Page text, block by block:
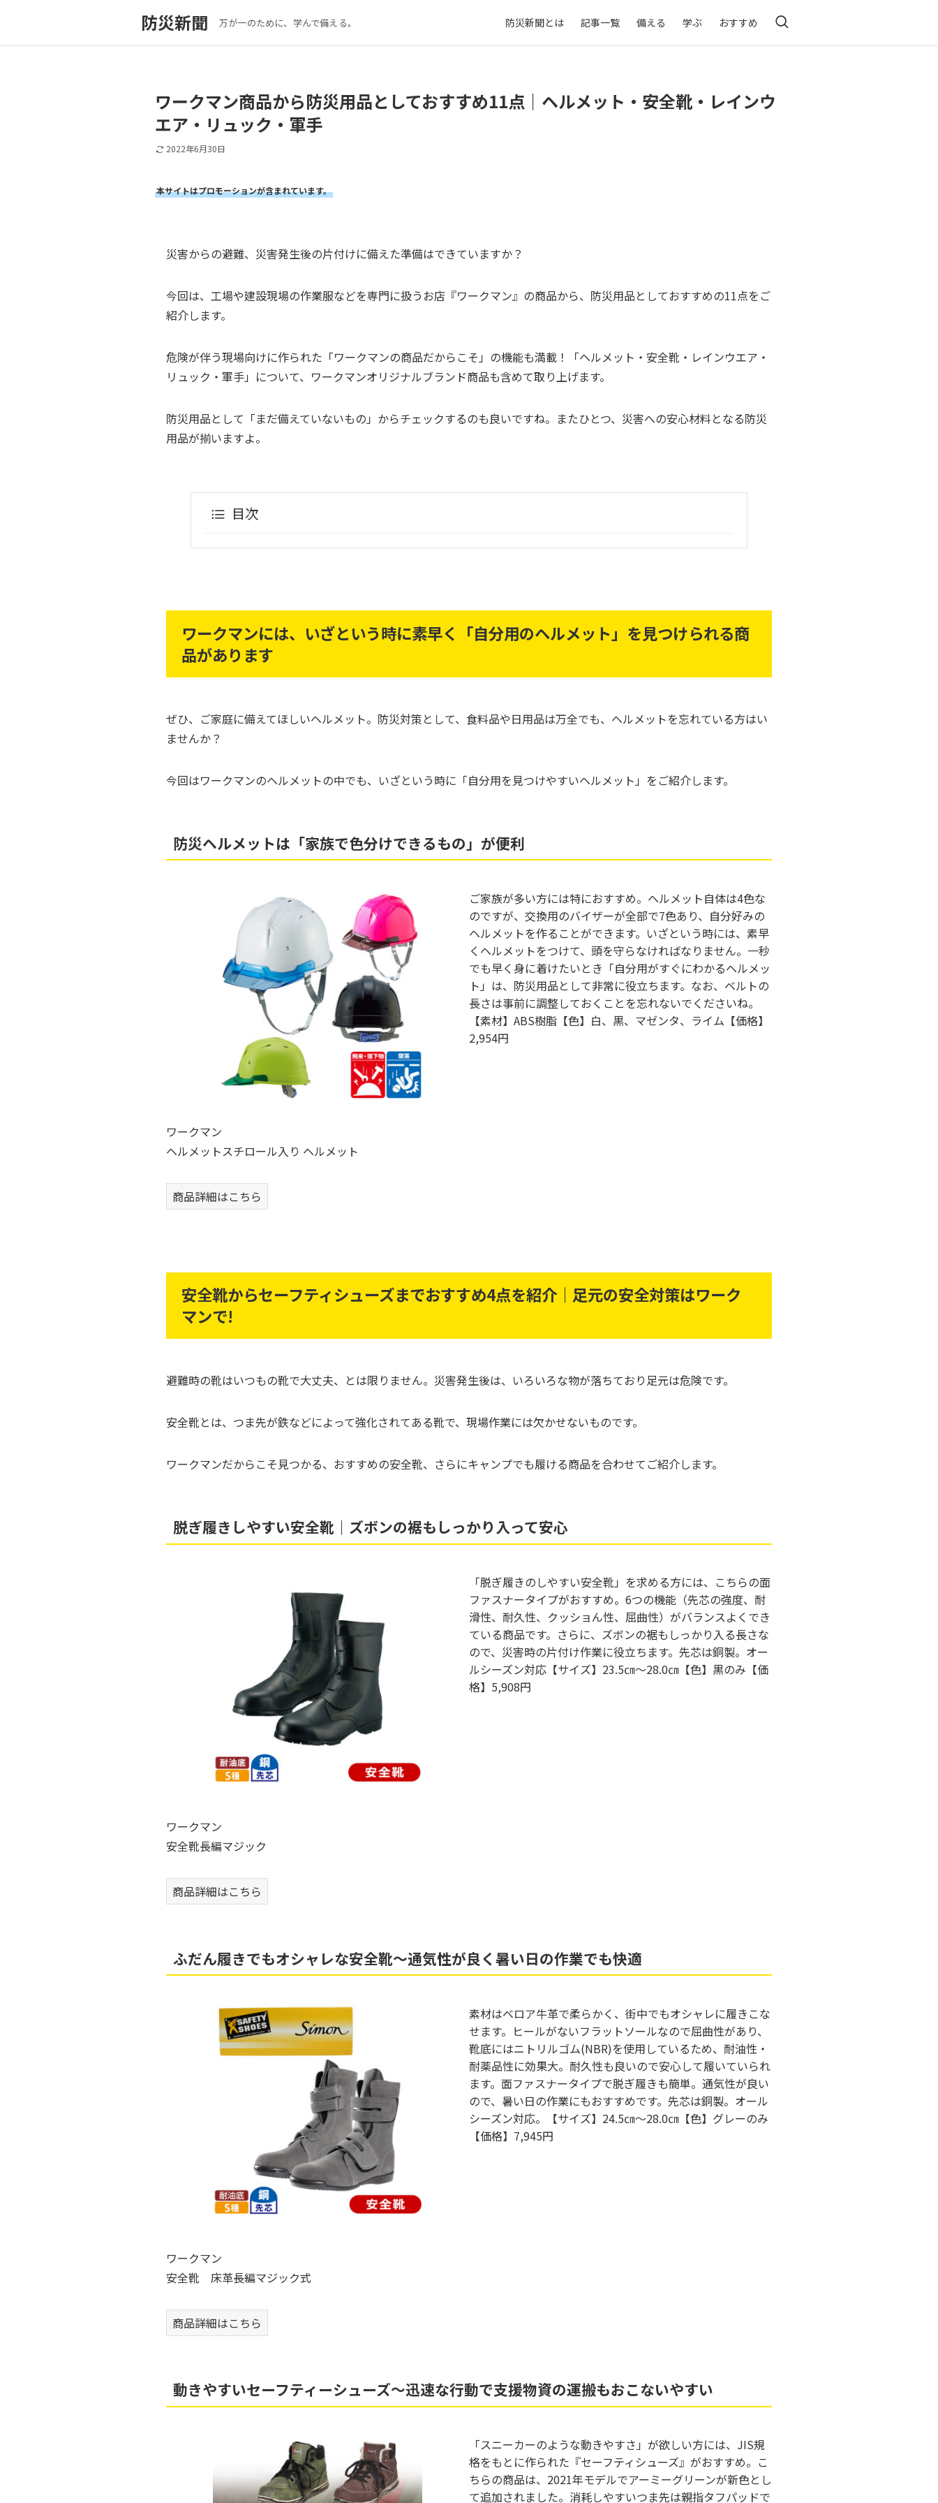
防災新聞 万が一のために、学んで備える。 防災新聞とは 記事一覧 備える 学ぶ おすすめ
ワークマン商品から防災用品としておすすめ11点｜ヘルメット・安全靴・レインウ
エア・リュック・軍手
2022年6月30日
本サイトはプロモーションが含まれています。
災害からの避難、災害発生後の片付けに備えた準備はできていますか？
今回は、工場や建設現場の作業服などを専門に扱うお店『ワークマン』の商品から、防災用品としておすすめの11点をご
紹介します。
危険が伴う現場向けに作られた「ワークマンの商品だからこそ」の機能も満載！「ヘルメット・安全靴・レインウエア・
リュック・軍手」について、ワークマンオリジナルブランド商品も含めて取り上げます。
防災用品として「まだ備えていないもの」からチェックするのも良いですね。またひとつ、災害への安心材料となる防災
用品が揃いますよ。
目次
ワークマンには、いざという時に素早く「自分用のヘルメット」を見つけられる商
品があります
ぜひ、ご家庭に備えてほしいヘルメット。防災対策として、食料品や日用品は万全でも、ヘルメットを忘れている方はい
ませんか？
今回はワークマンのヘルメットの中でも、いざという時に「自分用を見つけやすいヘルメット」をご紹介します。
防災ヘルメットは「家族で色分けできるもの」が便利
ご家族が多い方には特におすすめ。ヘルメット自体は4色な
のですが、交換用のバイザーが全部で7色あり、自分好みの
ヘルメットを作ることができます。いざという時には、素早
くヘルメットをつけて、頭を守らなければなりません。一秒
でも早く身に着けたいとき「自分用がすぐにわかるヘルメッ
ト」は、防災用品として非常に役立ちます。なお、ベルトの
長さは事前に調整しておくことを忘れないでくださいね。
【素材】ABS樹脂【色】白、黒、マゼンタ、ライム【価格】
2,954円
ワークマン
ヘルメットスチロール入り ヘルメット
商品詳細はこちら
安全靴からセーフティシューズまでおすすめ4点を紹介｜足元の安全対策はワーク
マンで!
避難時の靴はいつもの靴で大丈夫、とは限りません。災害発生後は、いろいろな物が落ちており足元は危険です。
安全靴とは、つま先が鉄などによって強化されてある靴で、現場作業には欠かせないものです。
ワークマンだからこそ見つかる、おすすめの安全靴、さらにキャンプでも履ける商品を合わせてご紹介します。
脱ぎ履きしやすい安全靴｜ズボンの裾もしっかり入って安心
「脱ぎ履きのしやすい安全靴」を求める方には、こちらの面
ファスナータイプがおすすめ。6つの機能（先芯の強度、耐
滑性、耐久性、クッショん性、屈曲性）がバランスよくでき
ている商品です。さらに、ズボンの裾もしっかり入る長さな
ので、災害時の片付け作業に役立ちます。先芯は銅製。オー
ルシーズン対応【サイズ】23.5㎝～28.0㎝【色】黒のみ【価
格】5,908円
ワークマン
安全靴長編マジック
商品詳細はこちら
ふだん履きでもオシャレな安全靴～通気性が良く暑い日の作業でも快適
素材はベロア牛革で柔らかく、街中でもオシャレに履きこな
せます。ヒールがないフラットソールなので屈曲性があり、
靴底にはニトリルゴム(NBR)を使用しているため、耐油性・
耐薬品性に効果大。耐久性も良いので安心して履いていられ
ます。面ファスナータイプで脱ぎ履きも簡単。通気性が良い
ので、暑い日の作業にもおすすめです。先芯は銅製。オール
シーズン対応。【サイズ】24.5㎝～28.0㎝【色】グレーのみ
【価格】7,945円
ワークマン
安全靴 床革長編マジック式
商品詳細はこちら
動きやすいセーフティーシューズ～迅速な行動で支援物資の運搬もおこないやすい
「スニーカーのような動きやすさ」が欲しい方には、JIS規
格をもとに作られた『セーフティシューズ』がおすすめ。こ
ちらの商品は、2021年モデルでアーミーグリーンが新色とし
て追加されました。消耗しやすいつま先は親指タフパッドで